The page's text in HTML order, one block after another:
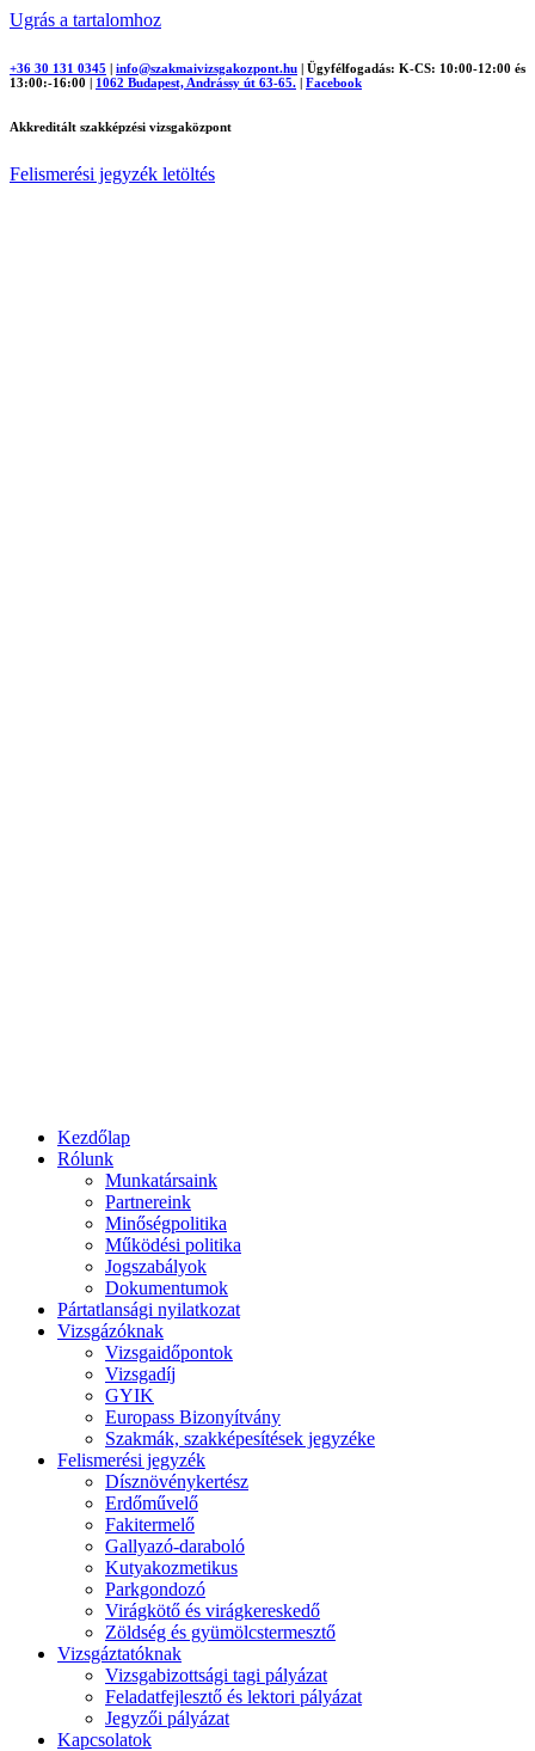
Ugrás a tartalomhoz
+36 30 131 0345 | info@szakmaivizsgakozpont.hu | Ügyfélfogadás: K-CS: 10:00-12:00 és
13:00:-16:00 | 1062 Budapest, Andrássy út 63-65. | Facebook
Akkreditált szakképzési vizsgaközpont
Felismerési jegyzék letöltés
Kezdőlap
Rólunk
Munkatársaink
Partnereink
Minőségpolitika
Működési politika
Jogszabályok
Dokumentumok
Pártatlansági nyilatkozat
Vizsgázóknak
Vizsgaidőpontok
Vizsgadíj
GYIK
Europass Bizonyítvány
Szakmák, szakképesítések jegyzéke
Felismerési jegyzék
Dísznövénykertész
Erdőművelő
Fakitermelő
Gallyazó-daraboló
Kutyakozmetikus
Parkgondozó
Virágkötő és virágkereskedő
Zöldség és gyümölcstermesztő
Vizsgáztatóknak
Vizsgabizottsági tagi pályázat
Feladatfejlesztő és lektori pályázat
Jegyzői pályázat
Kapcsolatok